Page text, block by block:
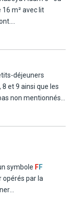
mémorable,
époustouflants. Il
du même niveau
sélectionner des
et de
et inoubliable.
m² avec lit
mais vous ne
(disponible
individuel, pour
que d'un téléphone
boissons au frais,
2 adultes.
déjeuners
8 et 9 ainsi que les
non mentionnés
symbole FF
opérés par la
les hôtels